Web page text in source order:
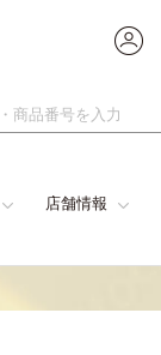
店舗情報